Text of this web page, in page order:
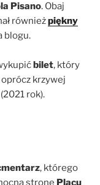
Pisano. Obaj
równieżpiękny
blogu.
bilet, który
krzywej
rok).
, którego
stronę Placu